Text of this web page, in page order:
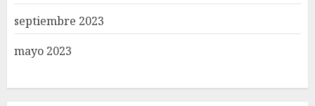
septiembre 2023
mayo 2023